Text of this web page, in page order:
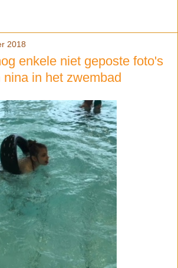
2018
enkele niet geposte foto's
in het zwembad